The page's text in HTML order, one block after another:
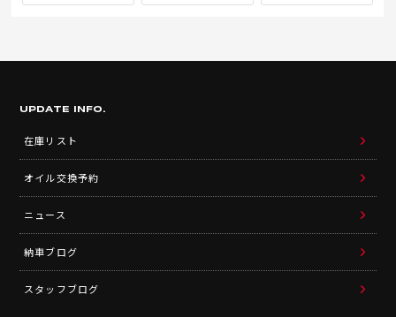
UPDATE INFO.
在庫リスト
オイル交換予約
ニュース
納車ブログ
スタッフブログ